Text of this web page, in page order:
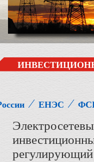
⁄ ЕНЭС ⁄